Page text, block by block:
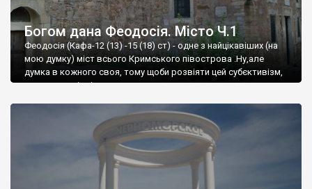
Богом дана Феодосія. Місто Ч.1
Феодосія (Кафа-12 (13) -15 (18) ст) - одне з найцікавіших (на
мою думку) міст всього Кримського півострова .Ну,але
думка в кожного своя, тому щоби розвіяти цей субєктивізм,
запрошую відвідати це